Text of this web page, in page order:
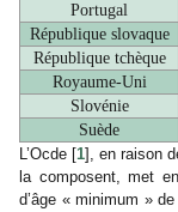
Portugal
République slovaque
République tchèque
Royaume-Uni
Slovénie
Suède
L’Ocde [1], en raison
la composent, met
d’âge « minimum »